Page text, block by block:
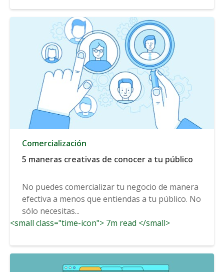
Comercialización
5 maneras creativas de conocer a tu público
No puedes comercializar tu negocio de manera
efectiva a menos que entiendas a tu público. No
sólo necesitas...
<small class="time-icon"> 7m read </small>